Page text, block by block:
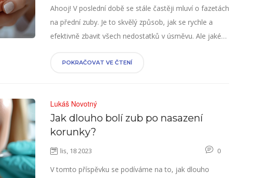
Ahooj! V poslední době se stále častěji mluví o fazetách
na přední zuby. Je to skvělý způsob, jak se rychle a
efektivně zbavit všech nedostatků v úsměvu. Ale jaké
No, nechte mě vás provést světem fazet a diskutovat
POKRAČOVAT VE ČTENÍ
Lukáš Novotný
Jak dlouho bolí zub po nasazení
korunky?
lis, 18 2023 0
V tomto příspěvku se podíváme na to, jak dlouho